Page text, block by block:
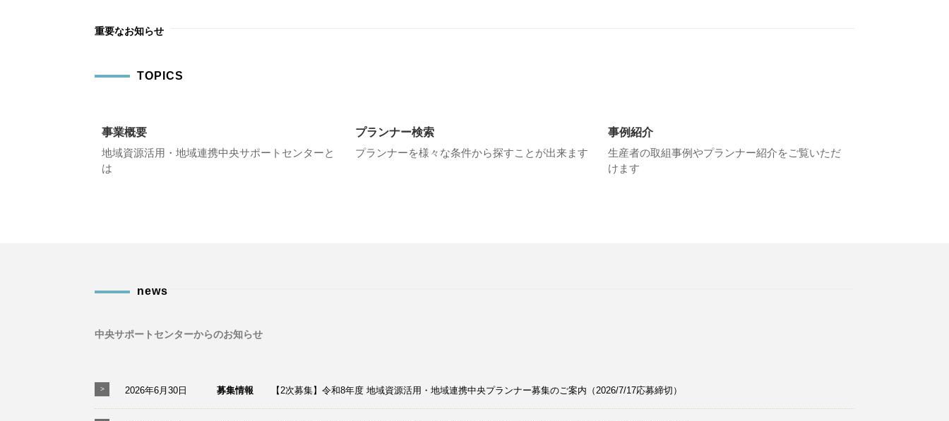
重要なお知らせ
TOPICS
事業概要
地域資源活用・地域連携中央サポートセンターと
は
プランナー検索
プランナーを様々な条件から探すことが出来ます
事例紹介
生産者の取組事例やプランナー紹介をご覧いただ
けます
news
中央サポートセンターからのお知らせ
2026年6月30日 募集情報 【2次募集】令和8年度 地域資源活用・地域連携中央プランナー募集のご案内（2026/7/17応募締切）